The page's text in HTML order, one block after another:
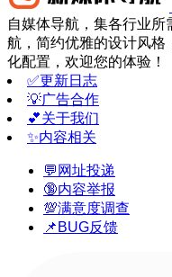
自媒体导航，集各行业
航，简约优雅的设计风格
化配置，欢迎您的体验！
✅更新日志
💡广告合作
💕关于我们
✨内容相关
💬网址投递
🔞内容举报
💯满意度调查
📌BUG反馈